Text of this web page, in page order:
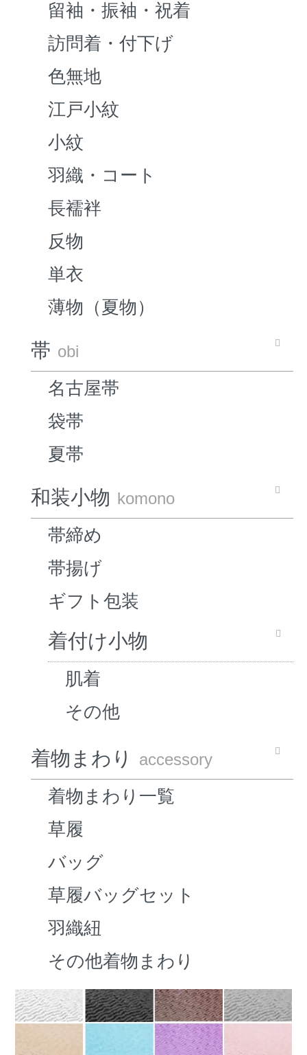
留袖・振袖・祝着
訪問着・付下げ
色無地
江戸小紋
小紋
羽織・コート
長襦袢
反物
単衣
薄物（夏物）
帯 obi
名古屋帯
袋帯
夏帯
和装小物 komono
帯締め
帯揚げ
ギフト包装
着付け小物
肌着
その他
着物まわり accessory
着物まわり一覧
草履
バッグ
草履バッグセット
羽織紐
その他着物まわり